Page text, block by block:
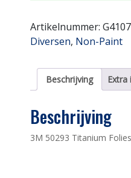
Titanium
50293
aantal
Artikelnummer:
Diversen, Non-Paint
Beschrijving Extra
Beschrijving
3M 50293 Titanium